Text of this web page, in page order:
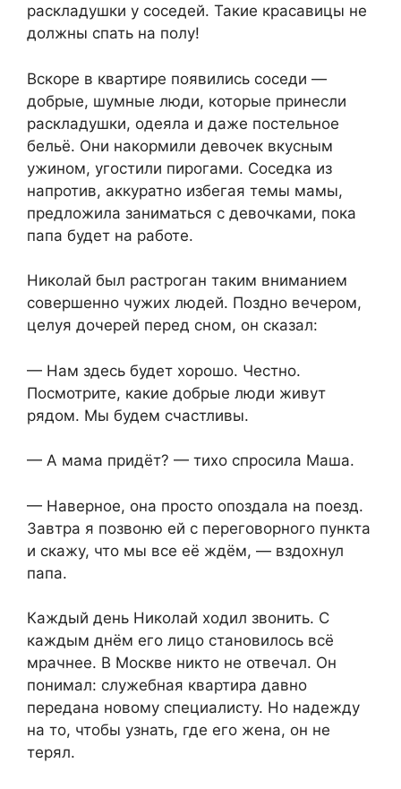
раскладушки у соседей. Такие красавицы не
должны спать на полу!
Вскоре в квартире появились соседи —
добрые, шумные люди, которые принесли
раскладушки, одеяла и даже постельное
бельё. Они накормили девочек вкусным
ужином, угостили пирогами. Соседка из
напротив, аккуратно избегая темы мамы,
предложила заниматься с девочками, пока
папа будет на работе.
Николай был растроган таким вниманием
совершенно чужих людей. Поздно вечером,
целуя дочерей перед сном, он сказал:
— Нам здесь будет хорошо. Честно.
Посмотрите, какие добрые люди живут
рядом. Мы будем счастливы.
— А мама придёт? — тихо спросила Маша.
— Наверное, она просто опоздала на поезд.
Завтра я позвоню ей с переговорного пункта
и скажу, что мы все её ждём, — вздохнул
папа.
Каждый день Николай ходил звонить. С
каждым днём его лицо становилось всё
мрачнее. В Москве никто не отвечал. Он
понимал: служебная квартира давно
передана новому специалисту. Но надежду
на то, чтобы узнать, где его жена, он не
терял.